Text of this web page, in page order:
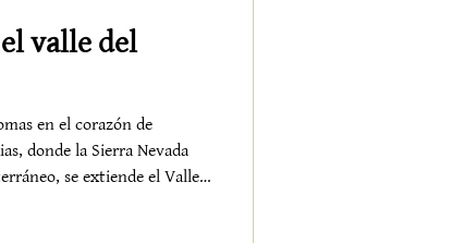
valle del
en el corazón de
donde la Sierra Nevada
se extiende el Valle